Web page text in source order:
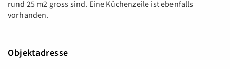
rund 25 m2 gross sind. Eine Küchenzeile ist ebenfalls
vorhanden.
Objektadresse